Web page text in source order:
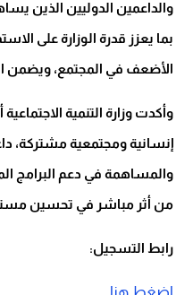
والداعمين الدوليين الذين
بما يعزز قدرة الوزارة على
الأضعف في المجتمع، ويضمن
وأكدت وزارة التنمية
إنسانية ومجتمعية مشتركة،
والمساهمة في دعم البرامج
من أثر مباشر في تحسين
رابط التسجيل: